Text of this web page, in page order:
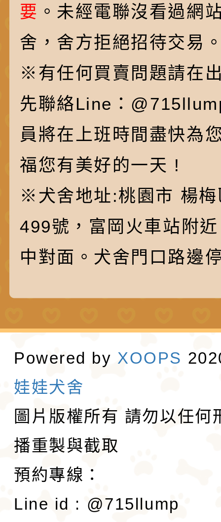
要 。未經電聯沒看過網
舍，舍方拒絕招待交易
※有任何買賣問題請在
先聯絡Line：
員將在上班時間盡快為
福您有美好的一天 !
※犬舍地址:桃園市 楊
499號，富岡火車站附
中對面。犬舍門口路邊
Powered by XOOPS
娃娃犬舍
圖片版權所有 請勿以任何
播重製與截取
預約專線：
Line id : @715llump